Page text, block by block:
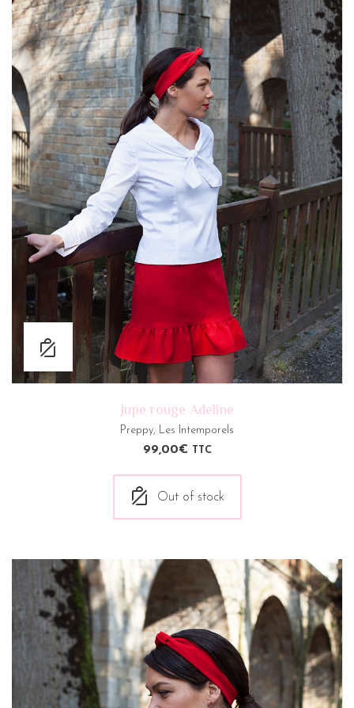
Jupe rouge Adeline
Preppy, Les Intemporels
99,00€ TTC
Out of stock